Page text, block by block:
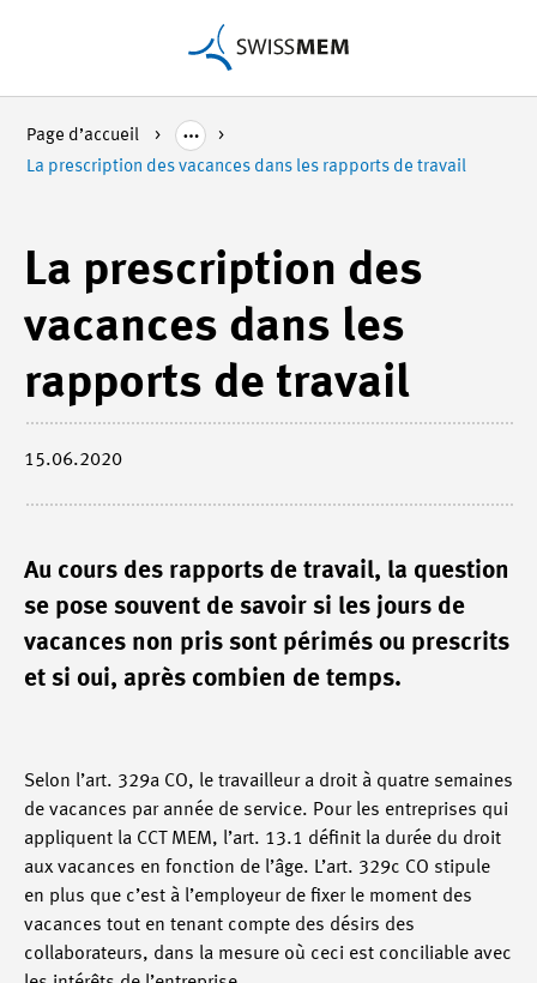
Page d’accueil
La prescription des vacances dans les rapports de travail
La prescription des
vacances dans les
rapports de travail
15.06.2020
Au cours des rapports de travail, la question
se pose souvent de savoir si les jours de
vacances non pris sont périmés ou prescrits
et si oui, après combien de temps.
Selon l’art. 329a CO, le travailleur a droit à quatre semaines
de vacances par année de service. Pour les entreprises qui
appliquent la CCT MEM, l’art. 13.1 définit la durée du droit
aux vacances en fonction de l’âge. L’art. 329c CO stipule
en plus que c’est à l’employeur de fixer le moment des
vacances tout en tenant compte des désirs des
collaborateurs, dans la mesure où ceci est conciliable avec